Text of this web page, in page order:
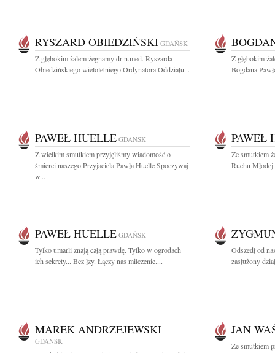
RYSZARD OBIEDZIŃSKI GDAŃSK
Z głębokim żalem żegnamy dr n.med. Ryszarda
Obiedzińskiego wieloletniego Ordynatora Oddziału...
Z głębokim
Bogdana
PAWEŁ HUELLE GDAŃSK
Z wielkim smutkiem przyjęliśmy wiadomość o
śmierci naszego Przyjaciela Pawła Huelle Spoczywaj
w...
PAWEŁ
Ze smutkiem
Ruchu
PAWEŁ HUELLE GDAŃSK
Tylko umarli znają całą prawdę. Tylko w ogrodach
ich sekrety... Bez łzy. Łączy nas milczenie....
Odszedł od
zasłużony
MAREK ANDRZEJEWSKI
GDAŃSK
JAN
Ze smutkiem